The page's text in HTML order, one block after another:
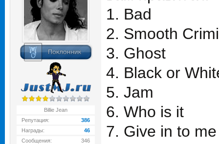
Billie Jean
Репутация:
386
Награды:
46
Сообщения:
346
1. Bad
2. Smooth
3. Ghost
4. Black or
5. Jam
6. Who is it
7. Give in to me